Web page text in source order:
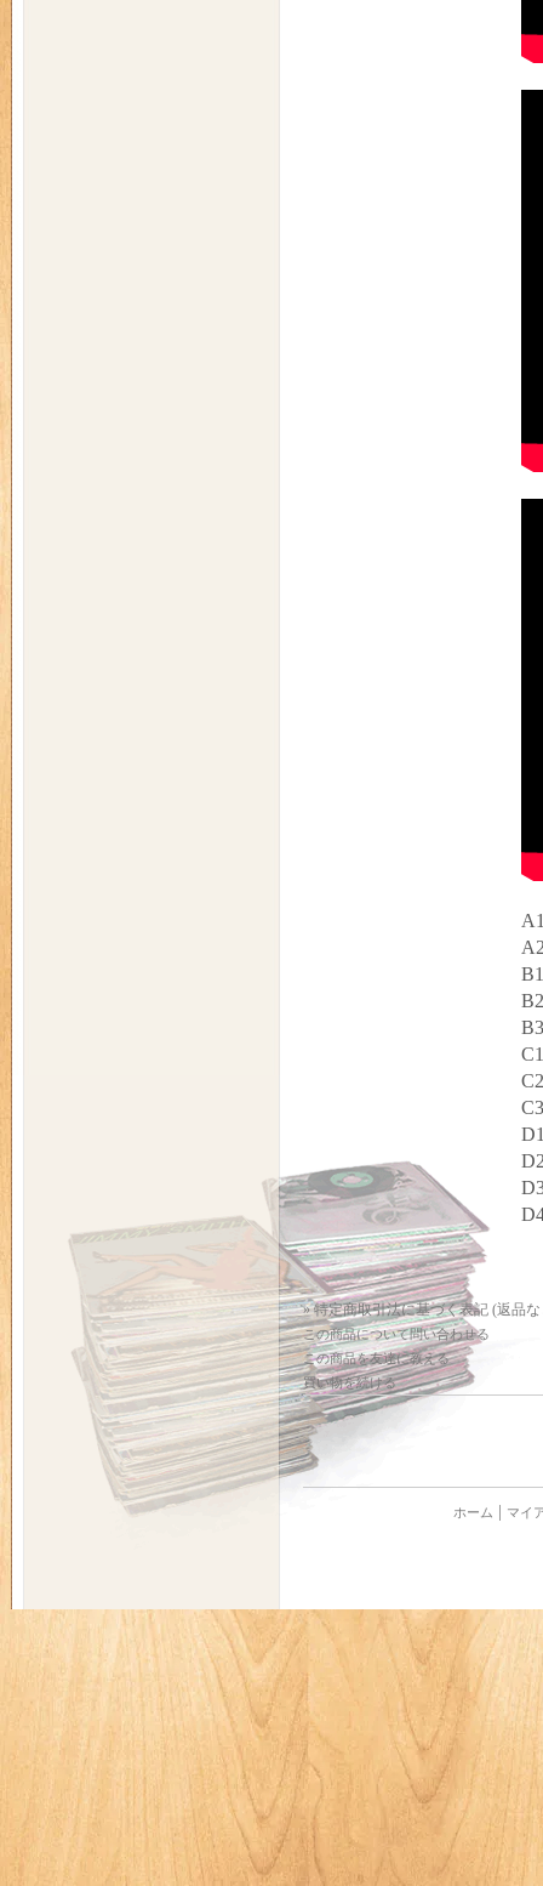
» 特定商取引法に基づく表記 (返品
この商品について問い合わせる
この商品を友達に教える
買い物を続ける
ホーム マイ